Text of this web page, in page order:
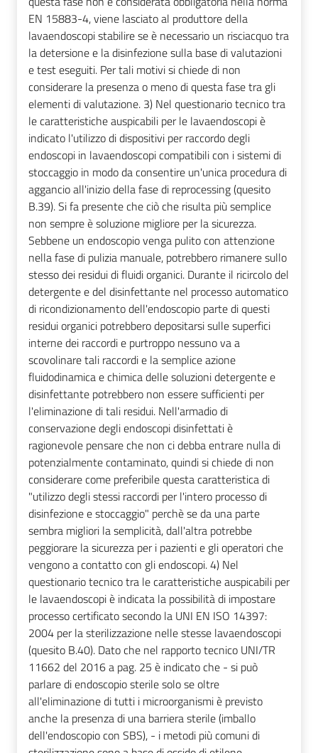
EN 15883-4, viene lasciato al produttore della
lavaendoscopi stabilire se è necessario un risciacquo tra
la detersione e la disinfezione sulla base di valutazioni
e test eseguiti. Per tali motivi si chiede di non
considerare la presenza o meno di questa fase tra gli
elementi di valutazione. 3) Nel questionario tecnico tra
le caratteristiche auspicabili per le lavaendoscopi è
indicato l'utilizzo di dispositivi per raccordo degli
endoscopi in lavaendoscopi compatibili con i sistemi di
stoccaggio in modo da consentire un'unica procedura di
aggancio all'inizio della fase di reprocessing (quesito
B.39). Si fa presente che ciò che risulta più semplice
non sempre è soluzione migliore per la sicurezza.
Sebbene un endoscopio venga pulito con attenzione
nella fase di pulizia manuale, potrebbero rimanere sullo
stesso dei residui di fluidi organici. Durante il ricircolo del
detergente e del disinfettante nel processo automatico
di ricondizionamento dell'endoscopio parte di questi
residui organici potrebbero depositarsi sulle superfici
interne dei raccordi e purtroppo nessuno va a
scovolinare tali raccordi e la semplice azione
fluidodinamica e chimica delle soluzioni detergente e
disinfettante potrebbero non essere sufficienti per
l'eliminazione di tali residui. Nell'armadio di
conservazione degli endoscopi disinfettati è
ragionevole pensare che non ci debba entrare nulla di
potenzialmente contaminato, quindi si chiede di non
considerare come preferibile questa caratteristica di
"utilizzo degli stessi raccordi per l'intero processo di
disinfezione e stoccaggio" perchè se da una parte
sembra migliori la semplicità, dall'altra potrebbe
peggiorare la sicurezza per i pazienti e gli operatori che
vengono a contatto con gli endoscopi. 4) Nel
questionario tecnico tra le caratteristiche auspicabili per
le lavaendoscopi è indicata la possibilità di impostare
processo certificato secondo la UNI EN ISO 14397:
2004 per la sterilizzazione nelle stesse lavaendoscopi
(quesito B.40). Dato che nel rapporto tecnico UNI/TR
11662 del 2016 a pag. 25 è indicato che - si può
parlare di endoscopio sterile solo se oltre
all'eliminazione di tutti i microorganismi è previsto
anche la presenza di una barriera sterile (imballo
dell'endoscopio con SBS), - i metodi più comuni di